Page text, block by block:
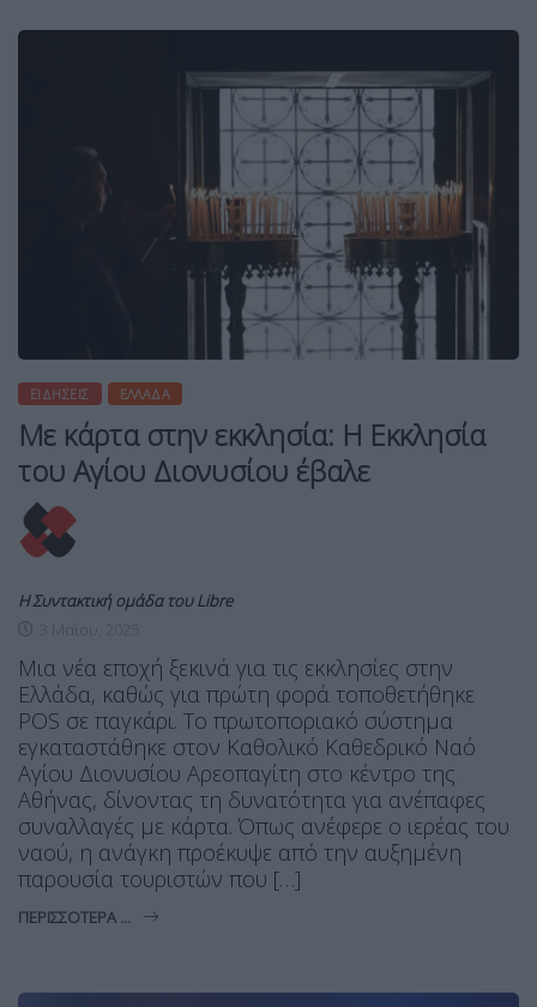
ΕΙΔΉΣΕΙΣ ΕΛΛΆΔΑ
Με κάρτα στην εκκλησία: Η Εκκλησία
του Αγίου Διονυσίου έβαλε
Η Συντακτική ομάδα του Libre
Μια νέα εποχή ξεκινά για τις εκκλησίες στην
Ελλάδα, καθώς για πρώτη φορά τοποθετήθηκε
POS σε παγκάρι. Το πρωτοποριακό σύστημα
εγκαταστάθηκε στον Καθολικό Καθεδρικό Ναό
Αγίου Διονυσίου Αρεοπαγίτη στο κέντρο της
Αθήνας, δίνοντας τη δυνατότητα για ανέπαφες
συναλλαγές με κάρτα. Όπως ανέφερε ο ιερέας του
ναού, η ανάγκη προέκυψε από την αυξημένη
παρουσία τουριστών που […]
ΠΕΡΙΣΣΌΤΕΡΑ ...